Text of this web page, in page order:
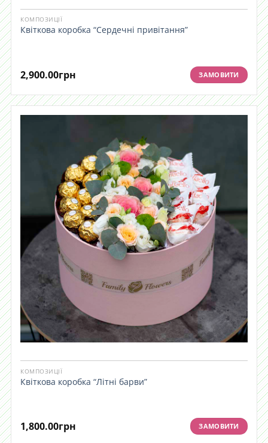
КОМПОЗИЦІЇ
Квіткова коробка “Сердечні привітання”
2,900.00грн ЗАМОВИТИ
КОМПОЗИЦІЇ
Квіткова коробка “Літні барви”
1,800.00грн ЗАМОВИТИ